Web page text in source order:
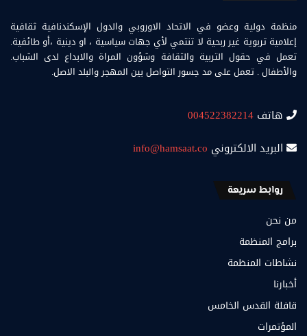
منظمة دولية وعضو في الاتحاد الاوروبي والدول الإسكندنافية ثقافية
إعلامية تربوية غير ربحية لا تنتمي لأي جهات سياسية ، او دينية ،أو طائفية.
تعمل في حقول التربية والثقافة وشؤون المراة والابداع لدى الشباب.
والأطفال . تعمل على مد جسور التواصل بين المهجر والبلد الاصل.
هاتف 004522382214
البريد الالكتروني info@hamsaat.co
روابط سريعة
من نحن
برامج المنظمة
نشاطات المنظمة
أخبارنا
قافلة القدس الخامس
المؤتمرات